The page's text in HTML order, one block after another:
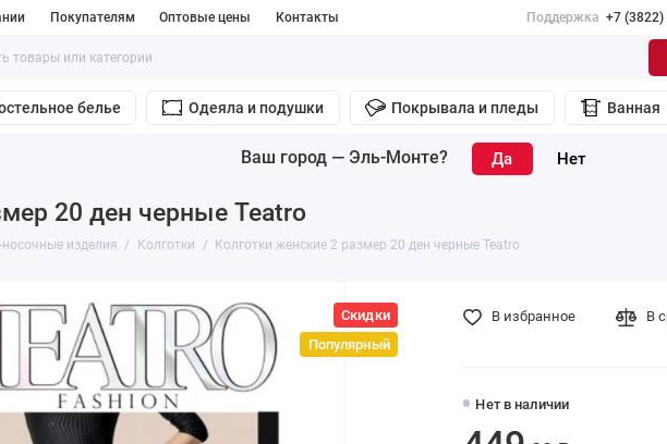
Покупателям Оптовые цены Контакты Поддержка +7
белье Одеяла и подушки Покрывала и пледы Ванная
Ваш город — Эль-Монте?
20 ден черные Teatro
изделия Колготки Колготки женские 2 размер 20 ден черные Teatro
Скидки
Популярный
Нет в наличии
В избранное В